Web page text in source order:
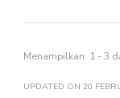
Menampilkan: 1 - 3
UPDATED ON 20